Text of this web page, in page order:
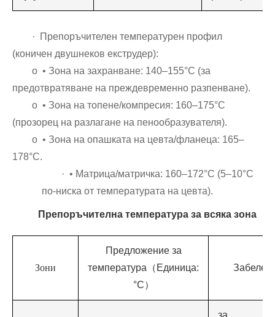
· Препоръчителен температурен профил
(коничен двушнеков екструдер):
o • Зона на захранване: 140–155°C (за
предотвратяване на преждевременно разпенване).
o • Зона на топене/компресия: 160–175°C
(прозорец на разлагане на пенообразувателя).
o • Зона на опашката на цевта/фланеца: 165–
178°C.
· • Матрица/матричка: 160–172°C (5–10°C
по-ниска от температурата на цевта).
Препоръчителна температура за всяка зона
Зони
Предложение за
температура（Единица:
°C）
за